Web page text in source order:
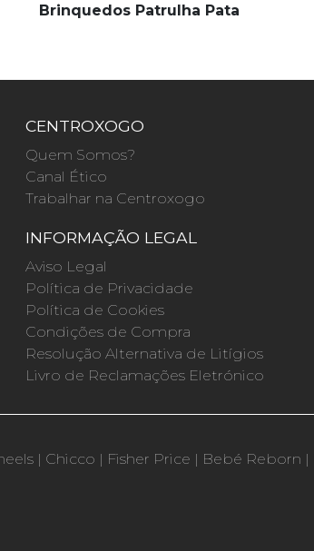
Brinquedos Patrulha Pata
CENTROXOGO
Quem Somos?
Canal Ético
Trabalhar na Centroxogo
INFORMAÇÃO LEGAL
Aviso Legal
Política de Privacidade
Política de Cookies
Condições de Compra
Resolução Alternativa de Litígios
Livro de Reclamações Eletrónico
| Chicco | Fisher Price | Bebé Reborn |